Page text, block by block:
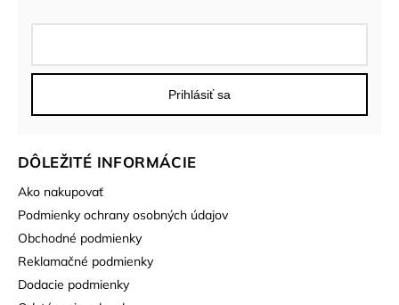
DÔLEŽITÉ INFORMÁCIE
Ako nakupovať
Podmienky ochrany osobných údajov
Obchodné podmienky
Reklamačné podmienky
Dodacie podmienky
Prihlásiť sa